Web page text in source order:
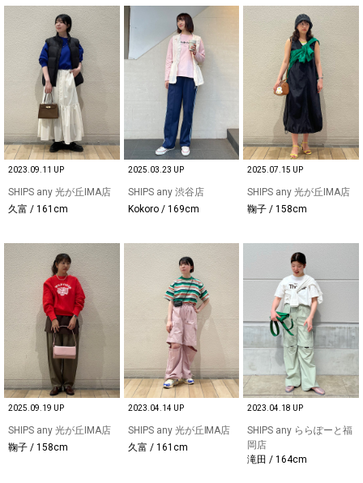
2023.09.11 UP
SHIPS any 光が丘IMA店
久富 / 161cm
2025.03.23 UP
SHIPS any 渋谷店
Kokoro / 169cm
2025.07.15 UP
SHIPS any 光が丘IMA店
鞠子 / 158cm
2025.09.19 UP
SHIPS any 光が丘IMA店
鞠子 / 158cm
2023.04.14 UP
SHIPS any 光が丘IMA店
久富 / 161cm
2023.04.18 UP
SHIPS any ららぽーと福
岡店
滝田 / 164cm